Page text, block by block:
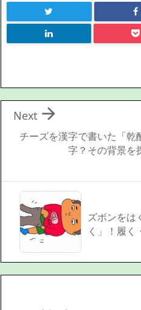
チーズを漢字で書いた「乾
字？その背景を

Next
ズボンをは
く」！履く